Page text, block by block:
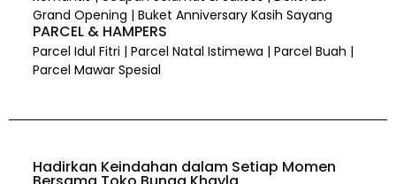
Grand Opening | Buket Anniversary Kasih Sayang
PARCEL & HAMPERS
Parcel Idul Fitri | Parcel Natal Istimewa | Parcel Buah |
Parcel Mawar Spesial
Hadirkan Keindahan dalam Setiap Momen